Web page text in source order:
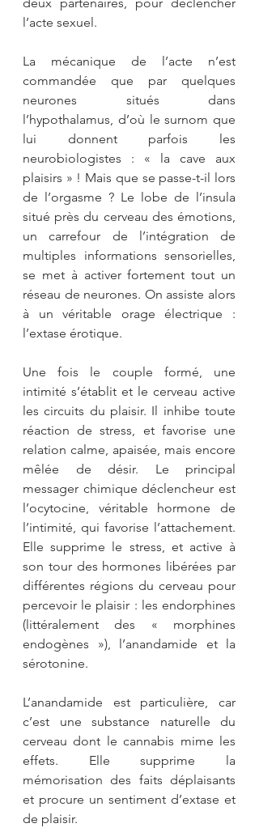
deux partenaires, pour déclencher
l’acte sexuel.
La mécanique de l’acte n’est
commandée que par quelques
neurones situés dans
l’hypothalamus, d’où le surnom que
lui donnent parfois les
neurobiologistes : « la cave aux
plaisirs » ! Mais que se passe-t-il lors
de l’orgasme ? Le lobe de l’insula
situé près du cerveau des émotions,
un carrefour de l’intégration de
multiples informations sensorielles,
se met à activer fortement tout un
réseau de neurones. On assiste alors
à un véritable orage électrique :
l’extase érotique.
Une fois le couple formé, une
intimité s’établit et le cerveau active
les circuits du plaisir. Il inhibe toute
réaction de stress, et favorise une
relation calme, apaisée, mais encore
mêlée de désir. Le principal
messager chimique déclencheur est
l’ocytocine, véritable hormone de
l’intimité, qui favorise l’attachement.
Elle supprime le stress, et active à
son tour des hormones libérées par
différentes régions du cerveau pour
percevoir le plaisir : les endorphines
(littéralement des « morphines
endogènes »), l’anandamide et la
sérotonine.
L’anandamide est particulière, car
c’est une substance naturelle du
cerveau dont le cannabis mime les
effets. Elle supprime la
mémorisation des faits déplaisants
et procure un sentiment d’extase et
de plaisir.